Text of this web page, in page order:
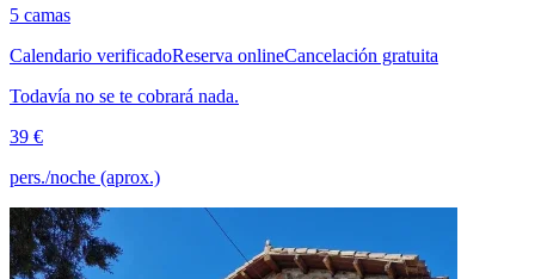
5 camas
Calendario verificadoReserva onlineCancelación gratuita
Todavía no se te cobrará nada.
39 €
pers./noche (aprox.)